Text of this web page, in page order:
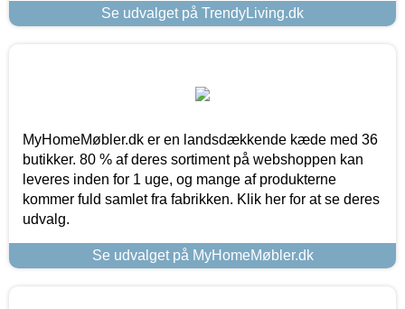
Se udvalget på TrendyLiving.dk
MyHomeMøbler.dk er en landsdækkende kæde med 36
butikker. 80 % af deres sortiment på webshoppen kan
leveres inden for 1 uge, og mange af produkterne
kommer fuld samlet fra fabrikken. Klik her for at se deres
udvalg.
Se udvalget på MyHomeMøbler.dk